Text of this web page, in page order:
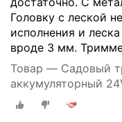
Головку с леской
исполнения и
вроде 3 мм.
Товар — Садовый
аккумуляторный
об/мин